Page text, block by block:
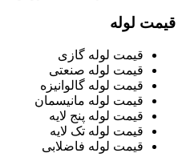
قیمت لوله
قیمت لوله گازی
قیمت لوله صنعتی
قیمت لوله گالوانیزه
قیمت لوله مانیسمان
قیمت لوله پنج لایه
قیمت لوله تک لایه
قیمت لوله فاضلابی